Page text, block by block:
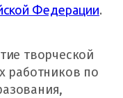
Федерации.
творческой
работников по